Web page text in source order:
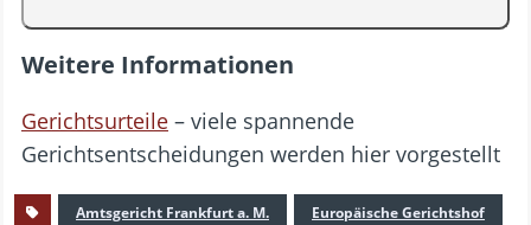
Weitere Informationen
Gerichtsurteile – viele spannende
Gerichtsentscheidungen werden hier vorgestellt
Amtsgericht Frankfurt a. M. Europäische Gerichtshof